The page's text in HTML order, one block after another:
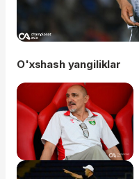
O'xshash yangiliklar